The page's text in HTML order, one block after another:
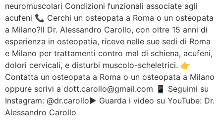
neuromuscolari Condizioni funzionali associate agli
acufeni 📞 Cerchi un osteopata a Roma o un osteopata
a Milano?Il Dr. Alessandro Carollo, con oltre 15 anni di
esperienza in osteopatia, riceve nelle sue sedi di Roma
e Milano per trattamenti contro mal di schiena, acufeni,
dolori cervicali, e disturbi muscolo-scheletrici. 👉
Contatta un osteopata a Roma o un osteopata a Milano
oppure scrivi a dott.carollo@gmail.com 📱 Seguimi su
Instagram: @dr.carollo▶️ Guarda i video su YouTube: Dr.
Alessandro Carollo